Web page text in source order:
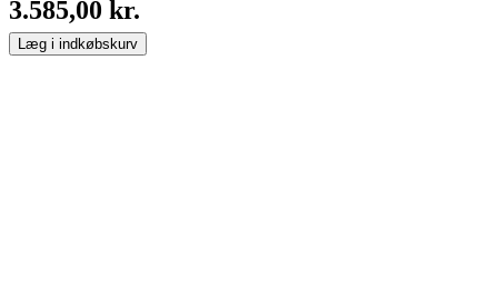
3.585,00 kr.
Læg i indkøbskurv